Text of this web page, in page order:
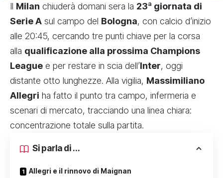
Il Milan chiuderà domani sera la 23ª giornata di
Serie A sul campo del Bologna, con calcio d’inizio
alle 20:45, cercando tre punti chiave per la corsa
alla qualificazione alla prossima Champions
League e per restare in scia dell’Inter, oggi
distante otto lunghezze. Alla vigilia, Massimiliano
Allegri ha fatto il punto tra campo, infermeria e
scenari di mercato, tracciando una linea chiara:
concentrazione totale sulla partita.
Si parla di ...
Allegri e il rinnovo di Maignan